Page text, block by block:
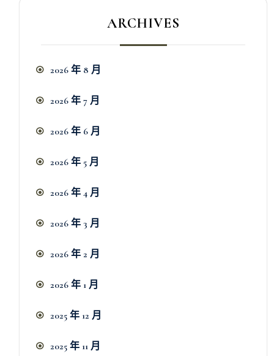
ARCHIVES
2026 年 8 月
2026 年 7 月
2026 年 6 月
2026 年 5 月
2026 年 4 月
2026 年 3 月
2026 年 2 月
2026 年 1 月
2025 年 12 月
2025 年 11 月